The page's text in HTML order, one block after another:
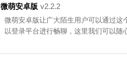
微萌安卓版 v2.2.2
微萌安卓版让广大陌生用户可以通过
以登录平台进行畅聊，这里我们可以
自己的社交圈，赶紧来动手下载吧！资